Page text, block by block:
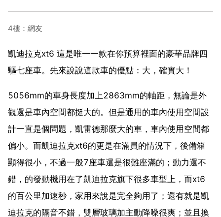
4樓：網友
凱迪拉克xt6 這是唯一一款在你預算裡面的豪華品牌四
驅七座車。先來說說這款車的優點：大，確實大！
5056mm的車身長度加上2863mm的軸距，無論是外
觀還是車內空間都挺大的。但是通用的車內使用空間設
計一直是個問題，凱雷德那麼大的車，車內使用空間都
偏小。而凱迪拉克xt6的更是在滿員的情況下，後備箱
顯得很小，不過一般7座車還是很難座滿的；動力還不
錯，的發動機用在了凱迪拉克旗下很多車型上，而xt6
的百公里加速秒，家用來說是完全夠用了；還有就是凱
迪拉克的隔音不錯，雙層玻璃加主動降噪很爽；並且換